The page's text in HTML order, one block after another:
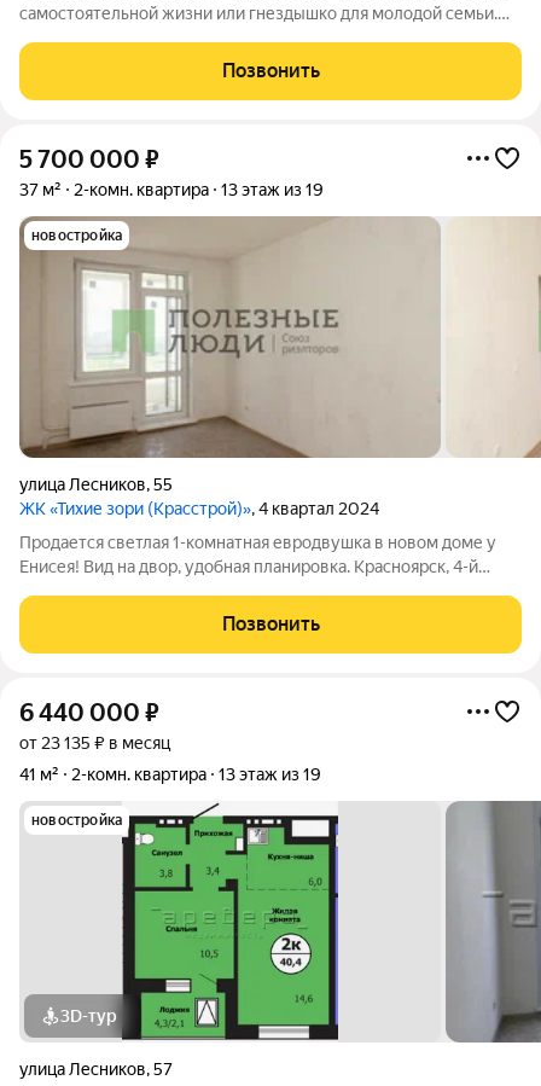
самостоятельной жизни или гнездышко для молодой семьи.
готовность к заезду и выгоду. Евро-планировка с
объединенной гостиной-кухней и
Позвонить
5 700 000 ₽
37 м² 2-комн. квартира 13 этаж из 19
новостройка
улица Лесников,55
ЖК «Тихие зори (Красстрой)», 4 квартал 2024
Продается светлая 1-комнатная евродвушка в новом доме у
Енисея! Вид на двор, удобная планировка. Красноярск, 4-й
живописном берегу Енисея. Рядом Четвертый мост! Очень
удобная транспортная развязка
Позвонить
6 440 000 ₽
от 23 135 ₽ в месяц
41 м²
2-комн. квартира 13 этаж из 19
новостройка
3D-тур
улица Лесников,57